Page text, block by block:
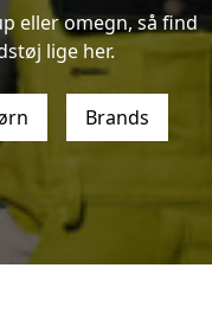
eller omegn, så find
lige her.
Brands